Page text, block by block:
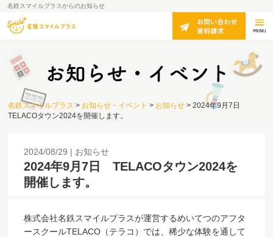
名鉄スマイルプラスからのお知らせ
名鉄スマイルプラス > お知らせ・イベント > お知らせ > 2024年9月7日
TELACOタウン2024を開催します。
2024/08/29 お知らせ
2024年9月7日 TELACOタウン2024を
開催します。
株式会社名鉄スマイルプラスが運営するめいてつのアフタ
ースクールTELACO（テラコ）では、稀少な体験を通して